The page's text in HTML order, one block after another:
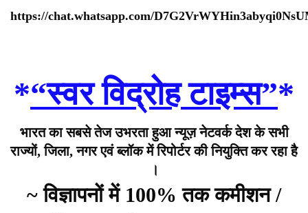
https://chat.whatsapp.com/
*“स्वर विद्रोह टाइम्स”*
भारत का सबसे तेज उभरता हुआ न्यूज़ नेटवर्क देश के सभी
राज्यों, जिला, नगर एवं ब्लॉक में रिपोर्टर की नियुक्ति कर रहा है
।
~ विज्ञापनों में 100% तक कमीशन /